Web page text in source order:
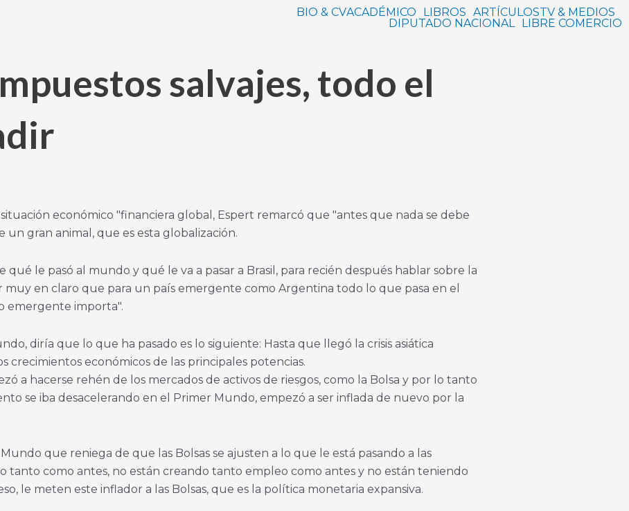
BIO & CVACADÉMICO LIBROS ARTÍCULOSTV & MEDIOS
DIPUTADO NACIONAL LIBRE COMERCIO
salvajes, todo el
económico "financiera global, Espert remarcó que "antes que nada se debe
gran animal, que es esta globalización.
le pasó al mundo y qué le va a pasar a Brasil, para recién después hablar sobre la
en claro que para un país emergente como Argentina todo lo que pasa en el
emergente importa".
diría que lo que ha pasado es lo siguiente: Hasta que llegó la crisis asiática
económicos de las principales potencias.
a hacerse rehén de los mercados de activos de riesgos, como la Bolsa y por lo tanto
se iba desacelerando en el Primer Mundo, empezó a ser inflada de nuevo por la
que reniega de que las Bolsas se ajusten a lo que le está pasando a las
como antes, no están creando tanto empleo como antes y no están teniendo
le meten este inflador a las Bolsas, que es la política monetaria expansiva.